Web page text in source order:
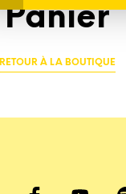
Panier
RETOUR À LA BOUTIQUE